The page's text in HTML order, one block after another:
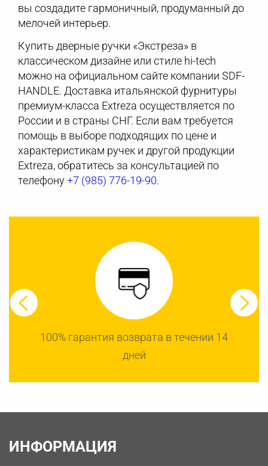
вы создадите гармоничный, продуманный до
мелочей интерьер.
Купить дверные ручки «Экстреза» в
классическом дизайне или стиле hi-tech
можно на официальном сайте компании SDF-
HANDLE. Доставка итальянской фурнитуры
премиум-класса Extreza осуществляется по
России и в страны СНГ. Если вам требуется
помощь в выборе подходящих по цене и
характеристикам ручек и другой продукции
Extreza, обратитесь за консультацией по
телефону+7 (985) 776-19-90.
100% гарантия возврата в течении 14
дней
ИНФОРМАЦИЯ